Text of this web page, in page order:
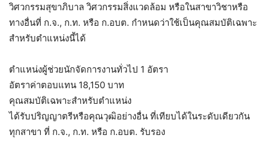
วิศวกรรมสุขาภิบาล วิศวกรรมสิ่งแวดล้อม หรือในสาขาวิชาหรือ
ทางอื่นที่ ก.จ., ก.ท. หรือ ก.อบต. กำหนดว่าใช้เป็นคุณสมบัติเฉพาะ
สำหรับตำแหน่งนี้ได้
ตำแหน่งผู้ช่วยนักจัดการงานทั่วไป 1 อัตรา
อัตราค่าตอบแทน 18,150 บาท
คุณสมบัติเฉพาะสำหรับตำแหน่ง
ได้รับปริญญาตรีหรือคุณวุฒิอย่างอื่น ที่เทียบได้ในระดับเดียวกัน
ทุกสาขา ที่ ก.จ., ก.ท. หรือ ก.อบต. รับรอง